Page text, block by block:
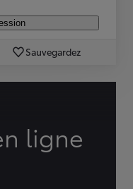
Sauvegardez
ligne